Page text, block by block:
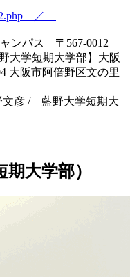
／
ャンパス 〒567-0012
大学短期大学部】大阪
大阪市阿倍野区文の里
文彦 / 藍野大学短期大
期大学部）